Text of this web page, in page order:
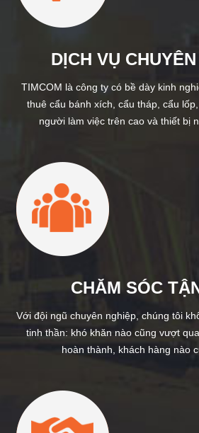
DỊCH VỤ
TIMCOM là công ty có bề dày kinh
thuê cẩu bánh xích, cẩu tháp, cẩu
người làm việc trên cao và thiết bị
CHĂM SÓC
Với đội ngũ chuyên nghiệp, chúng tôi
tinh thần: khó khăn nào cũng vượt
hoàn thành, khách hàng nào